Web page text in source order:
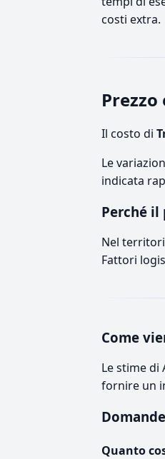
costi extra.
Prezzo
Il costo di
Le
indicata
Perché il
Nel
Fattori
Come
Le stime
fornire un
Quanto